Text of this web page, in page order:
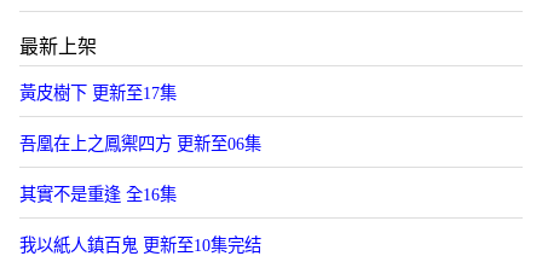
最新上架
黃皮樹下 更新至17集
吾凰在上之鳳禦四方 更新至06集
其實不是重逢 全16集
我以紙人鎮百鬼 更新至10集完结